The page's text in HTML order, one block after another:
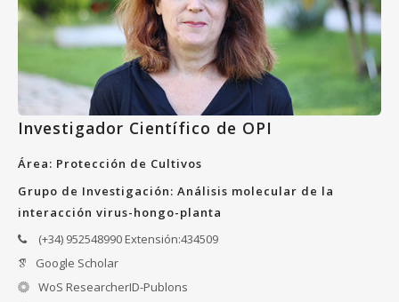
Investigador Científico de OPI
Área: Protección de Cultivos
Grupo de Investigación: Análisis molecular de la
interacción virus-hongo-planta
(+34) 952548990 Extensión:434509
Google Scholar
WoS ResearcherID-Publons